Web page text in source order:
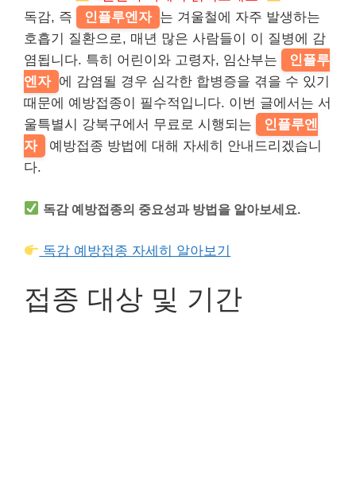
독감, 즉
인플루엔자 는 겨울철에 자주 발생하는
호흡기 질환으로, 매년 많은 사람들이 이 질병에 감
염됩니다. 특히 어린이와 고령자, 임산부는
인플루
엔자 에 감염될 경우 심각한 합병증을 겪을 수 있기
때문에 예방접종이 필수적입니다. 이번 글에서는 서
울특별시 강북구에서 무료로 시행되는
인플루엔
자
예방접종 방법에 대해 자세히 안내드리겠습니
다.
독감 예방접종의 중요성과 방법을 알아보세요.
독감 예방접종 자세히 알아보기
접종 대상 및 기간